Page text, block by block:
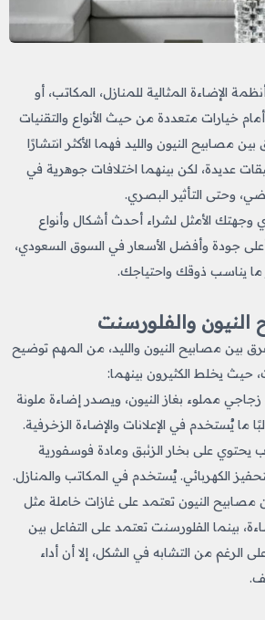
الإضاءة المثالية للمنازل، المكاتب، أو
خيارات متعددة من حيث الأنواع والتقنيات
مصابيح النيون والليد فهما الأكثر انتشارًا
عديدة، لكن بينهما اختلافات جوهرية في
وحتى التأثير البصري.
الأمثل لشراء أحدث أشكال وأنواع
بأعلى جودة وأفضل الأسعار في السوق السعودي،
ما يناسب ذوقك واحتياجك.
النيون والفلورسنت
بين مصابيح النيون والليد، من المهم توضيح
حيث يخلط الكثيرون بينهما:
مملوء بغاز النيون، ويصدر إضاءة ملونة
ما يُستخدم في الإعلانات والإضاءة الزخرفية.
يحتوي على بخار الزئبق ومادة فوسفورية
الكهربائي. يُستخدم في المكاتب والمنازل.
مصابيح النيون تعتمد على غازات خاملة مثل
بينما الفلورسنت تعتمد على التفاعل بين
الرغم من التشابه في الشكل، إلا أن أداء